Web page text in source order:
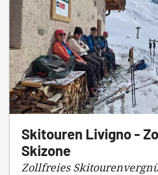
Skitouren Livigno -
Skizone
Zollfreies